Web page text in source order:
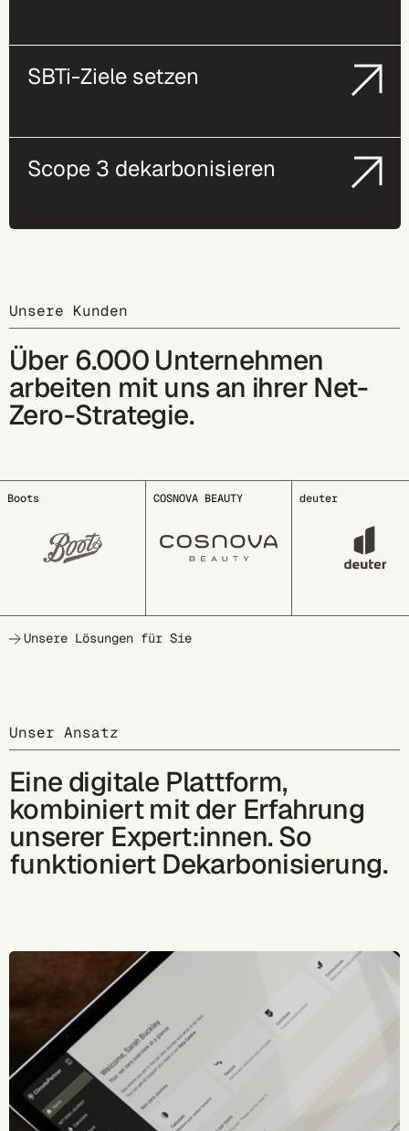
SBTi-Ziele setzen
Scope 3 dekarbonisieren
Unsere Kunden
Über 6.000 Unternehmen
arbeiten mit uns an ihrer Net-
Zero-Strategie.
COSNOVA BEAUTY deuter EDDING
Unsere Lösungen für Sie
Unser Ansatz
Eine digitale Plattform,
kombiniert mit der Erfahrung
unserer Expert:innen. So
funktioniert Dekarbonisierung.